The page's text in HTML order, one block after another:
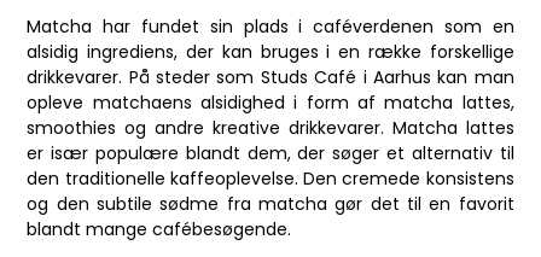
Matcha har fundet sin plads i caféverdenen som en
alsidig ingrediens, der kan bruges i en række forskellige
drikkevarer. På steder som Studs Café i Aarhus kan man
opleve matchaens alsidighed i form af matcha lattes,
smoothies og andre kreative drikkevarer. Matcha lattes
er især populære blandt dem, der søger et alternativ til
den traditionelle kaffeoplevelse. Den cremede konsistens
og den subtile sødme fra matcha gør det til en favorit
blandt mange cafébesøgende.